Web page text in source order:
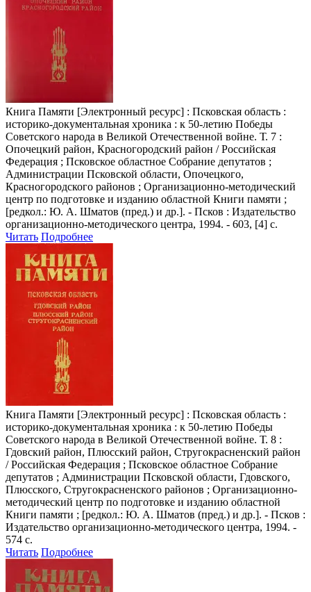
Книга Памяти [Электронный ресурс] : Псковская область :
историко-документальная хроника : к 50-летию Победы
Советского народа в Великой Отечественной войне. Т. 7 :
Опочецкий район, Красногородский район / Российская
Федерация ; Псковское областное Собрание депутатов ;
Администрации Псковской области, Опочецкого,
Красногородского районов ; Организационно-методический
центр по подготовке и изданию областной Книги памяти ;
[редкол.: Ю. А. Шматов (пред.) и др.]. - Псков : Издательство
организационно-методического центра, 1994. - 603, [4] с.
Читать Подробнее
Книга Памяти [Электронный ресурс] : Псковская область :
историко-документальная хроника : к 50-летию Победы
Советского народа в Великой Отечественной войне. Т. 8 :
Гдовский район, Плюсский район, Стругокрасненский район
/ Российская Федерация ; Псковское областное Собрание
депутатов ; Администрации Псковской области, Гдовского,
Плюсского, Стругокрасненского районов ; Организационно-
методический центр по подготовке и изданию областной
Книги памяти ; [редкол.: Ю. А. Шматов (пред.) и др.]. - Псков :
Издательство организационно-методического центра, 1994. -
574 с.
Читать Подробнее